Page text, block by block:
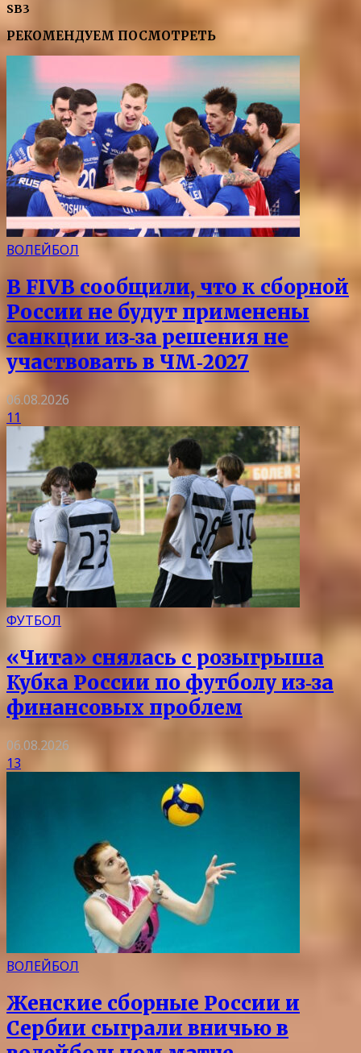
SB3
РЕКОМЕНДУЕМ ПОСМОТРЕТЬ
ВОЛЕЙБОЛ
В FIVB сообщили, что к сборной
России не будут применены
санкции из‑за решения не
участвовать в ЧМ‑2027
06.08.2026
11
ФУТБОЛ
«Чита» снялась с розыгрыша
Кубка России по футболу из‑за
финансовых проблем
06.08.2026
13
ВОЛЕЙБОЛ
Женские сборные России и
Сербии сыграли вничью в